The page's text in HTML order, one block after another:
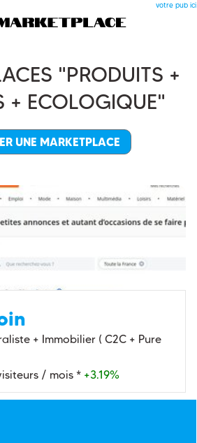
votre pub ici
"PRODUITS +
+ ECOLOGIQUE"
UNE MARKETPLACE
+ Immobilier ( C2C + Pure
/ mois * +3.19%